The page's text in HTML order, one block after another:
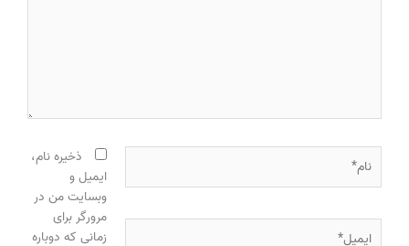
ذخیره نام،
ایمیل و
وبسایت من در
مرورگر برای
زمانی که دوباره